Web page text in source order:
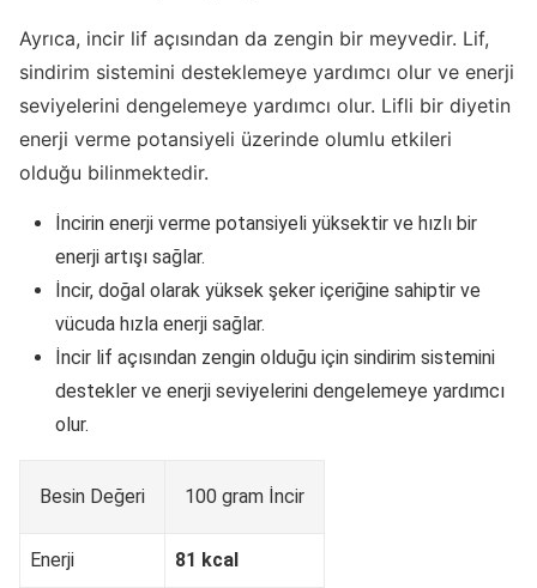
Ayrıca, incir lif açısından da zengin bir meyvedir. Lif,
sindirim sistemini desteklemeye yardımcı olur ve enerji
seviyelerini dengelemeye yardımcı olur. Lifli bir diyetin
enerji verme potansiyeli üzerinde olumlu etkileri
olduğu bilinmektedir.
İncirin enerji verme potansiyeli yüksektir ve hızlı bir
enerji artışı sağlar.
İncir, doğal olarak yüksek şeker içeriğine sahiptir ve
vücuda hızla enerji sağlar.
İncir lif açısından zengin olduğu için sindirim sistemini
destekler ve enerji seviyelerini dengelemeye yardımcı
olur.
Besin Değeri 100 gram İncir
Enerji 81 kcal